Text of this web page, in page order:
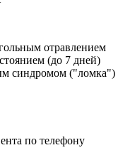
отравлением
(до 7 дней)
синдромом ("ломка")
по телефону